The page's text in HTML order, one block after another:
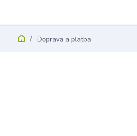
Doprava a platba